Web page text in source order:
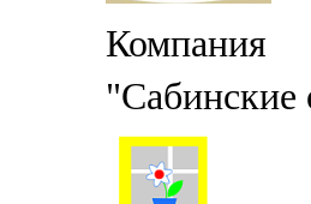
Компания
"Сабинские